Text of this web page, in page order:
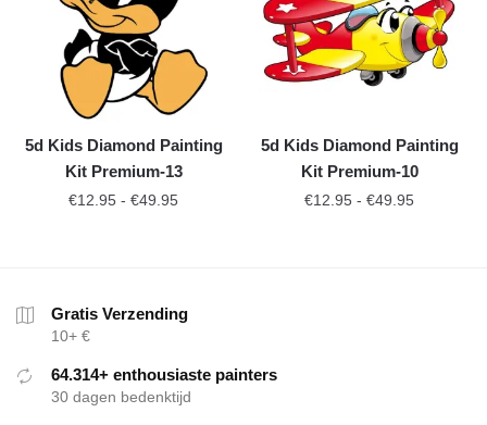
5d Kids Diamond Painting
Kit Premium-13
€12.95 - €49.95
5d Kids Diamond Painting
Kit Premium-10
€12.95 - €49.95
Gratis Verzending
10+ €
64.314+ enthousiaste painters
30 dagen bedenktijd